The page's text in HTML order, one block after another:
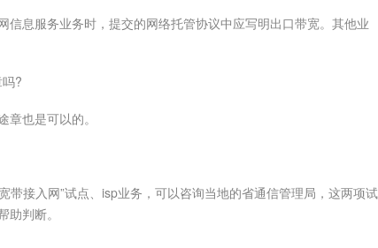
息服务业务时，提交的网络托管协议中应写明出口带宽。其他业
?
也是可以的。
接入网”试点、isp业务，可以咨询当地的省通信管理局，这两项试
判断。